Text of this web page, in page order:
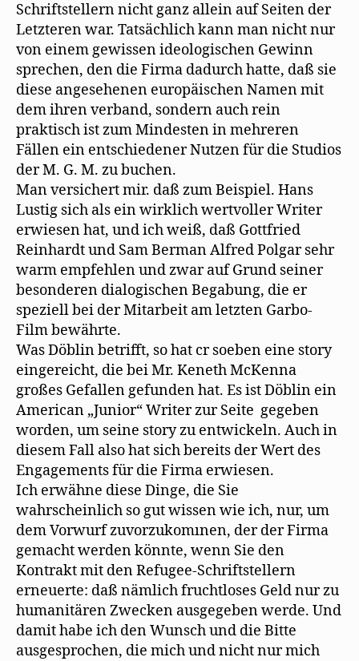
Schriftstellern nicht ganz allein auf Seiten der
Letzteren war. Tatsächlich kann man nicht nur
von einem gewissen ideologischen Gewinn
sprechen, den die Firma dadurch hatte, daß sie
diese angesehenen europäischen Namen mit
dem ihren verband, sondern auch rein
praktisch ist zum Mindesten in mehreren
Fällen ein entschiedener Nutzen für die Studios
der M. G. M. zu buchen.
Man versichert mir. daß zum Beispiel. Hans
Lustig sich als ein wirklich wertvoller Writer
erwiesen hat, und ich weiß, daß Gottfried
Reinhardt und Sam Berman Alfred Polgar sehr
warm empfehlen und zwar auf Grund seiner
besonderen dialogischen Begabung, die er
speziell bei der Mitarbeit am letzten Garbo-
Film bewährte.
Was Döblin betrifft, so hat cr soeben eine story
eingereicht, die bei Mr. Keneth McKenna
großes Gefallen gefunden hat. Es ist Döblin ein
American „Junior“ Writer zur Seite gegeben
worden, um seine story zu entwickeln. Auch in
diesem Fall also hat sich bereits der Wert des
Engagements für die Firma erwiesen.
Ich erwähne diese Dinge, die Sie
wahrscheinlich so gut wissen wie ich, nur, um
dem Vorwurf zuvorzukomınen, der der Firma
gemacht werden könnte, wenn Sie den
Kontrakt mit den Refugee-Schriftstellern
erneuerte: daß nämlich fruchtloses Geld nur zu
humanitären Zwecken ausgegeben werde. Und
damit habe ich den Wunsch und die Bitte
ausgesprochen, die mich und nicht nur mich